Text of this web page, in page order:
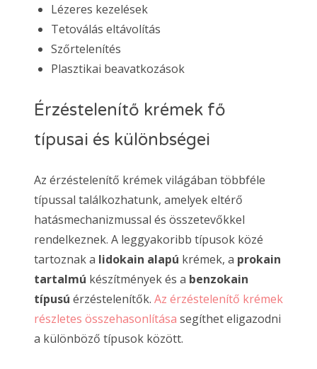
Lézeres kezelések
Tetoválás eltávolítás
Szőrtelenítés
Plasztikai beavatkozások
Érzéstelenítő krémek fő
típusai és különbségei
Az érzéstelenítő krémek világában többféle
típussal találkozhatunk, amelyek eltérő
hatásmechanizmussal és összetevőkkel
rendelkeznek. A leggyakoribb típusok közé
tartoznak a lidokain alapú krémek, a prokain
tartalmú készítmények és a benzokain
típusú érzéstelenítők. Az érzéstelenítő krémek
részletes összehasonlítása segíthet eligazodni
a különböző típusok között.